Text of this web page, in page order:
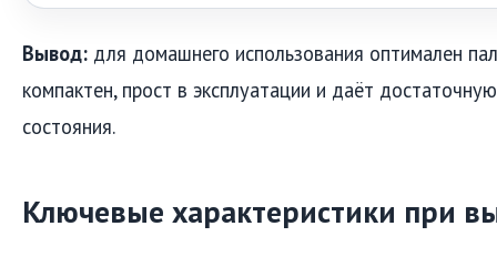
Вывод: для домашнего использования оптимален
компактен, прост в эксплуатации и даёт
состояния.
Ключевые характеристики при